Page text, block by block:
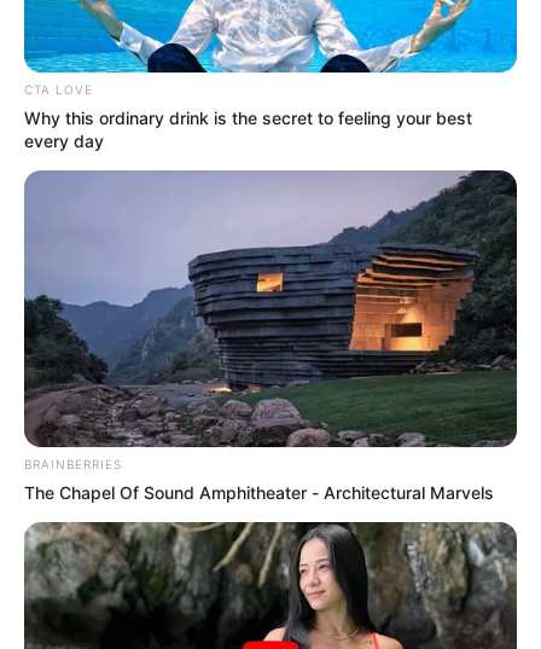
En Belén de Umbría
(Risaralda) quieren
tumbar el alcalde: avanza
TEMAS DESTACADOS
EMERGENCIAS POR LLUVIAS
FUERTES LLUVIAS
VIA AL LLANO
LIGA BETPLAY
METRO DE MEDELLÍN
CORTES DE LUZ
CORTES DE AGUA
FENÓMENO DEL NIÑO
CTA LOVE
Why this ordinary drink is the secret to feeling your best
every day
BRAINBERRIES
The Chapel Of Sound Amphitheater - Architectural Marvels